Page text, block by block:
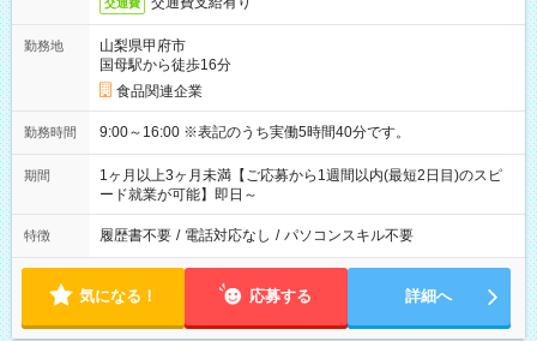
交通費
勤務地
山梨県甲府市
国母駅から徒歩16分
食品関連企業
勤務時間 9:00～16:00 ※表記のうち実働5時間40分です。
期間
1ヶ月以上3ヶ月未満【ご応募から1週間以内(最短2日目)のスピ
ード就業が可能】即日～
特徴 履歴書不要 / 電話対応なし / パソコンスキル不要
気になる！ 応募する 詳細へ